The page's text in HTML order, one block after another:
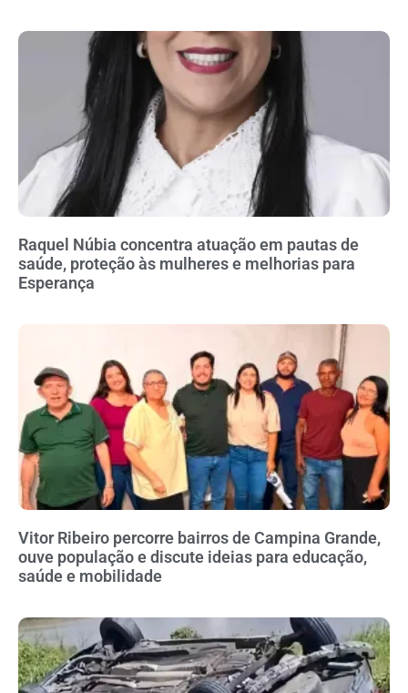
Raquel Núbia concentra atuação em pautas de
saúde, proteção às mulheres e melhorias para
Esperança
Vitor Ribeiro percorre bairros de Campina Grande,
ouve população e discute ideias para educação,
saúde e mobilidade